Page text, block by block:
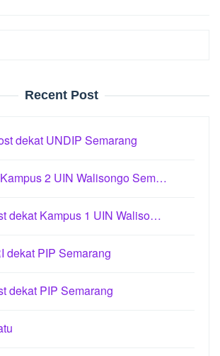
Recent Post
dekat UNDIP Semarang
2 UIN Walisongo Sem…
dekat Kampus 1 UIN Waliso…
dekat PIP Semarang
dekat PIP Semarang